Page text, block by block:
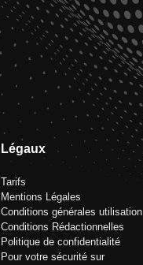
Légaux
Tarifs
Mentions Légales
Conditions générales utilisation
Conditions Rédactionnelles
Politique de confidentialité
Pour votre sécurité sur